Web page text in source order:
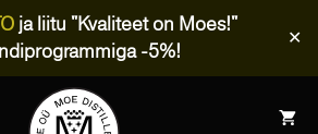
ja liitu "Kvaliteet on Moes!"
-5%!
✕